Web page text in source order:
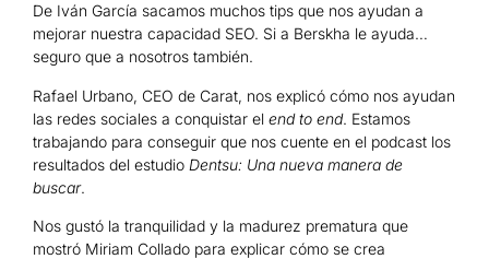
De Iván García sacamos muchos tips que nos ayudan a
mejorar nuestra capacidad SEO. Si a Berskha le ayuda…
seguro que a nosotros también.
Rafael Urbano, CEO de Carat, nos explicó cómo nos ayudan
las redes sociales a conquistar el end to end. Estamos
trabajando para conseguir que nos cuente en el podcast los
resultados del estudio Dentsu: Una nueva manera de
buscar.
Nos gustó la tranquilidad y la madurez prematura que
mostró Miriam Collado para explicar cómo se crea